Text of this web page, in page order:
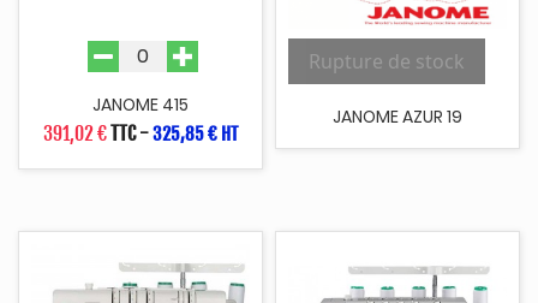
JANOME 415
391,02 €TTC-325,85 € HT
Rupture de stock
JANOME AZUR 19